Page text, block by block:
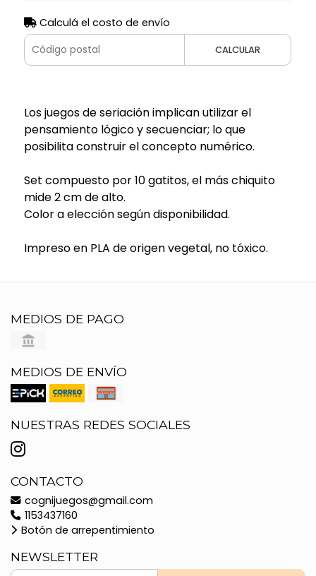
Calculá el costo de envío
CALCULAR
Los juegos de seriación implican utilizar el
pensamiento lógico y secuenciar; lo que
posibilita construir el concepto numérico.
Set compuesto por 10 gatitos, el más chiquito
mide 2 cm de alto.
Color a elección según disponibilidad.
Impreso en PLA de origen vegetal, no tóxico.
MEDIOS DE PAGO
MEDIOS DE ENVÍO
NUESTRAS REDES SOCIALES
CONTACTO
cognijuegos@gmail.com
1153437160
Botón de arrepentimiento
NEWSLETTER